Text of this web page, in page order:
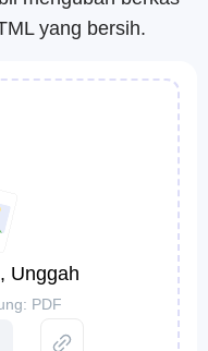
yang bersih.
Unggah
PDF